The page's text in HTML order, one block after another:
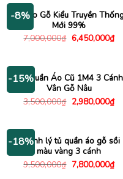
-8%
Tủ Áo Gỗ Kiểu Truyền
Mới 99%
7,000,000₫ Giá
gốc
6,450,000₫Giá
-15%
Tủ Quần Áo Cũ 1M4 3 Cánh
Vân Gỗ Nâu
3,500,000₫ Giá
gốc
2,980,000₫Giá
-18%
Thanh lý tủ quần áo gỗ sồi
màu vàng 3 cánh
9,500,000₫ Giá
gốc
7,800,000₫Giá